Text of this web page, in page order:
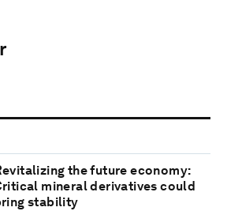
the future economy:
mineral derivatives could
stability